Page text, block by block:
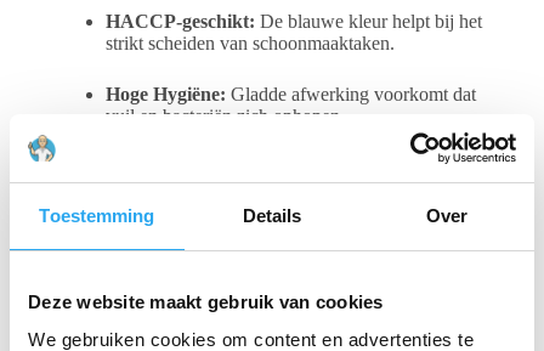
Toestemming Details Over
Deze website maakt gebruik van cookies
We gebruiken cookies om content en advertenties te
HACCP-geschikt: De blauwe kleur helpt bij het
strikt scheiden van schoonmaaktaken.
Hoge Hygiëne: Gladde afwerking voorkomt dat
vuil en bacteriën zich ophopen.
Ligt prettig in de hand en
voorkomt vermoeidheid.
Lange Levensduur:Hoogwaardige materialen
die veel langer meegaan dan standaard borstels.